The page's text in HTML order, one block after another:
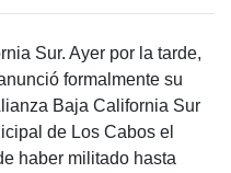
Sur. Ayer por la tarde,
formalmente su
Baja California Sur
de Los Cabos el
haber militado hasta